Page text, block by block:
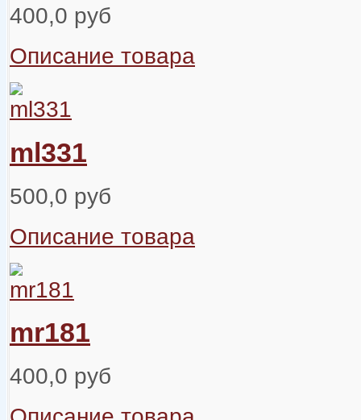
400,0 руб
Описание товара
ml331
500,0 руб
Описание товара
mr181
400,0 руб